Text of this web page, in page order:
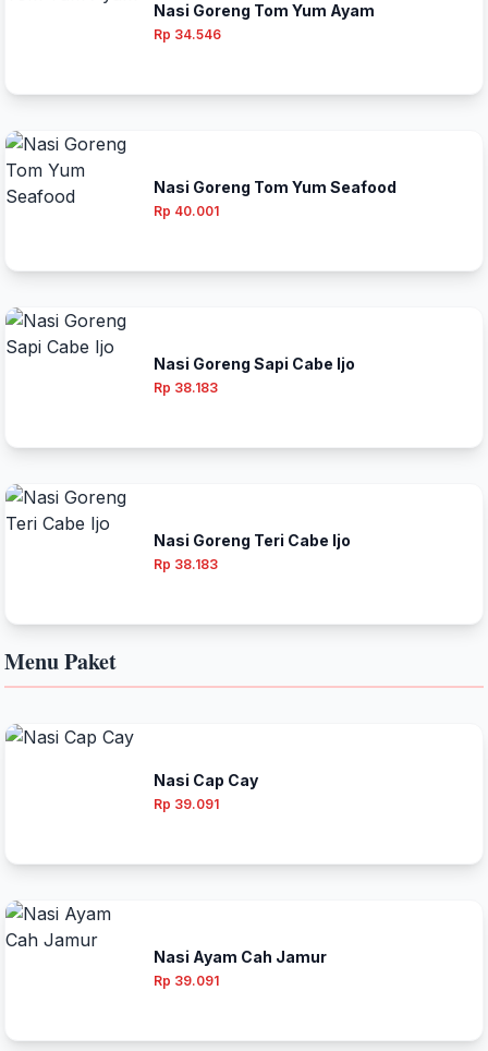
Nasi Goreng Tom Yum Ayam
Rp 34.546
Nasi Goreng Tom Yum Seafood
Rp 40.001
Nasi Goreng Sapi Cabe Ijo
Rp 38.183
Nasi Goreng Teri Cabe Ijo
Rp 38.183
Menu Paket
Nasi Cap Cay
Rp 39.091
Nasi Ayam Cah Jamur
Rp 39.091